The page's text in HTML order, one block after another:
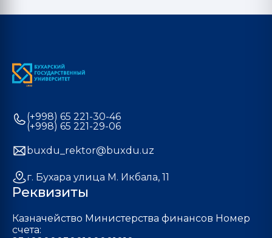
(+998) 65 221-30-46
(+998) 65 221-29-06
buxdu_rektor@buxdu.uz
г. Бухара улица М. Икбала, 11
Реквизиты
Казначейство Министерства финансов Номер
счета: